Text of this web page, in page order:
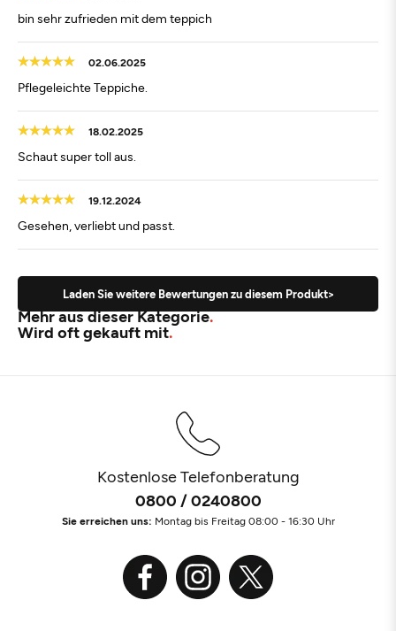
bin sehr zufrieden mit dem teppich
02.06.2025
Pflegeleichte Teppiche.
18.02.2025
Schaut super toll aus.
19.12.2024
Gesehen, verliebt und passt.
Laden Sie weitere Bewertungen zu diesem Produkt>
Mehr aus dieser Kategorie
Wird oft gekauft mit
Kostenlose Telefonberatung
0800 / 0240800
Sie erreichen uns: Montag bis Freitag 08:00 - 16:30 Uhr